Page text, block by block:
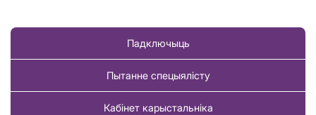
Падключыць
Пытанне спецыялісту
Кабінет карыстальніка